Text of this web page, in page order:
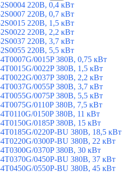
220В, 0,4 кВт
220В, 0,7 кВт
220В, 1,5 кВт
220В, 2,2 кВт
220В, 3,7 кВт
220В, 5,5 кВт
0015P 380В, 0,75 кВт
0022P 380В, 1,5 кВт
0037P 380В, 2,2 кВт
0055P 380В, 3,7 кВт
0075P 380В, 5,5 кВт
0110P 380В, 7,5 кВт
0150P 380В, 11 кВт
0185P 380В, 15 кВт
0220P-BU 380В, 18,5 кВт
0300P-BU 380В, 22 кВт
0370P 380В, 30 кВт
0450P-BU 380В, 37 кВт
0550P-BU 380В, 45 кВт